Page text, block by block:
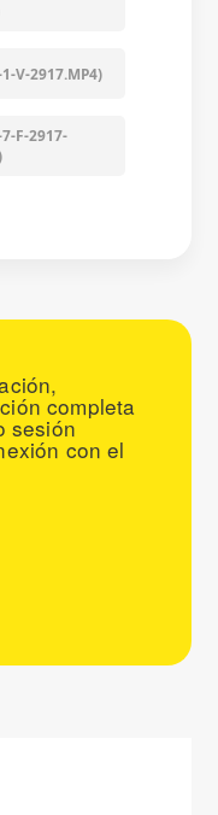
1-V-2917.MP4)
7-F-2917-
completa
sesión
con el